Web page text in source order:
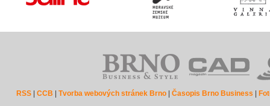
RSS |CCB |Tvorba webových stránek Brno |Časopis Brno Business